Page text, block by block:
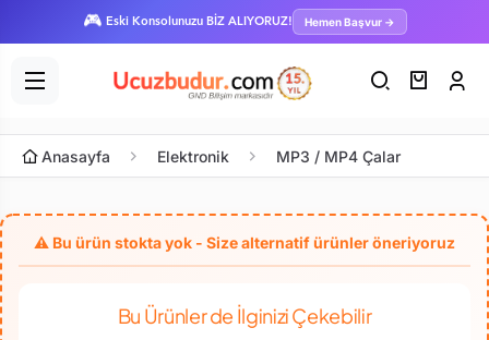
🎮 Eski Konsolunuzu BİZ ALIYORUZ! Hemen Başvur →
Anasayfa Elektronik MP3 / MP4 Çalar
Bu Ürünler de İlginizi Çekebilir